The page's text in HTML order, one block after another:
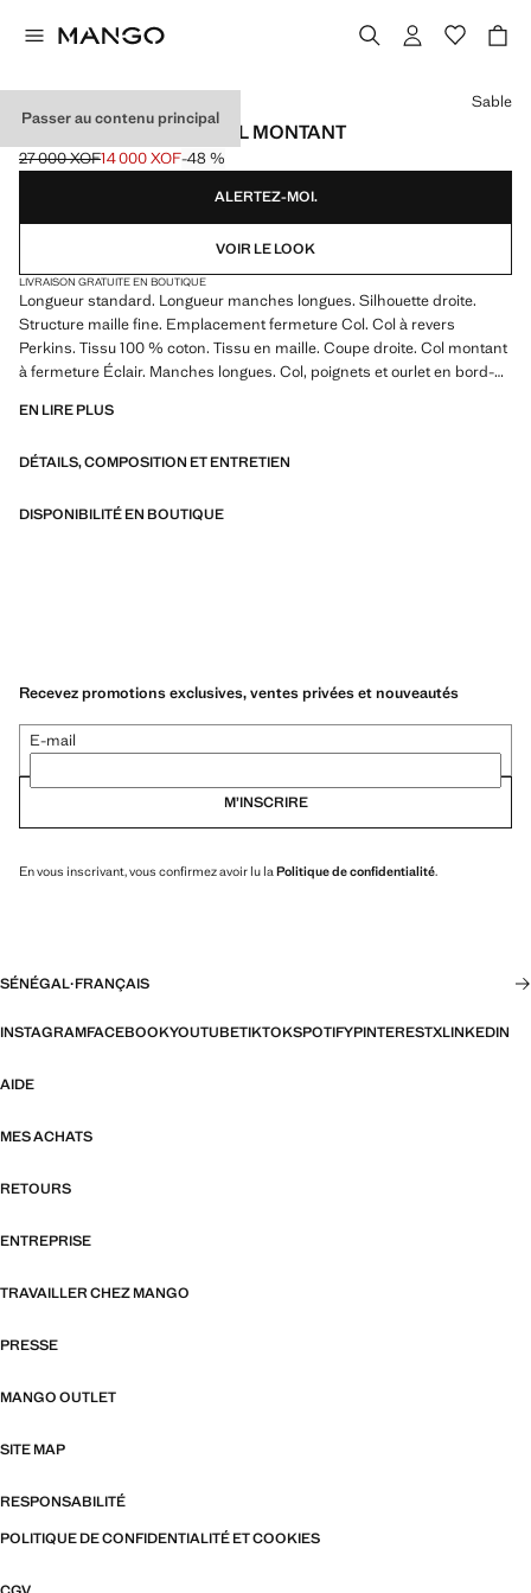
Passer au contenu principal
PULL-OVER MAILLE COL MONTANT
Prix initial barré [27 000 XOF ]
27 000 XOF
Prix actuel [14 000 XOF ]
14 000 XOF-48 %
Choisissez une couleur
Sable
ALERTEZ-MOI.
VOIR LE LOOK
LIVRAISON GRATUITE EN BOUTIQUE
Longueur standard. Longueur manches longues. Silhouette droite.
Structure maille fine. Emplacement fermeture Col. Col à revers
Perkins. Tissu 100 % coton. Tissu en maille. Coupe droite. Col montant
à fermeture Éclair. Manches longues. Col, poignets et ourlet en bord-
EN LIRE PLUS
DÉTAILS, COMPOSITION ET ENTRETIEN
DISPONIBILITÉ EN BOUTIQUE
Recevez promotions exclusives, ventes privées et nouveautés
E-mail
M’INSCRIRE
En vous inscrivant, vous confirmez avoir lu la Politique de confidentialité.
SÉNÉGAL·FRANÇAIS
INSTAGRAMFACEBOOKYOUTUBETIKTOKSPOTIFYPINTERESTXLINKEDIN
AIDE
MES ACHATS
RETOURS
ENTREPRISE
TRAVAILLER CHEZ MANGO
PRESSE
MANGO OUTLET
SITE MAP
RESPONSABILITÉ
POLITIQUE DE CONFIDENTIALITÉ ET COOKIES